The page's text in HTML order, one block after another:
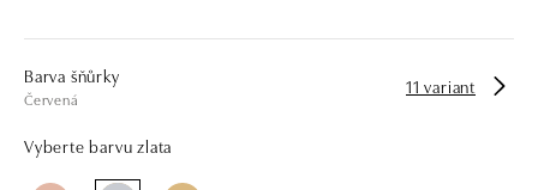
Barva šňůrky
Červená
11 variant
Vyberte barvu zlata